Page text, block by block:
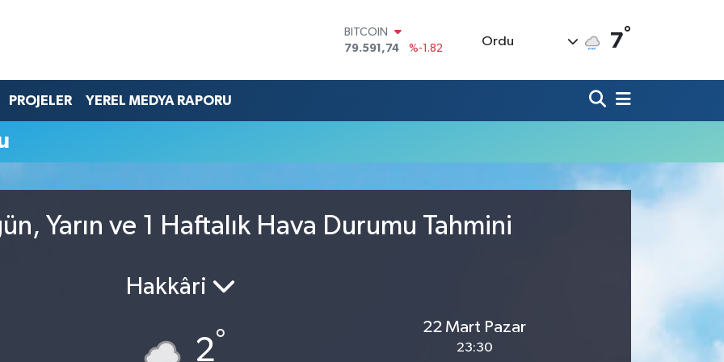
BITCOIN
79.591,74
%-1.82
45,43620
%0.02
BİST100
Ordu 7°
PROJELER YEREL MEDYA RAPORU
Yarın ve 1 Haftalık Hava Durumu Tahmini
Hakkâri
2°
22 Mart Pazar
23:30